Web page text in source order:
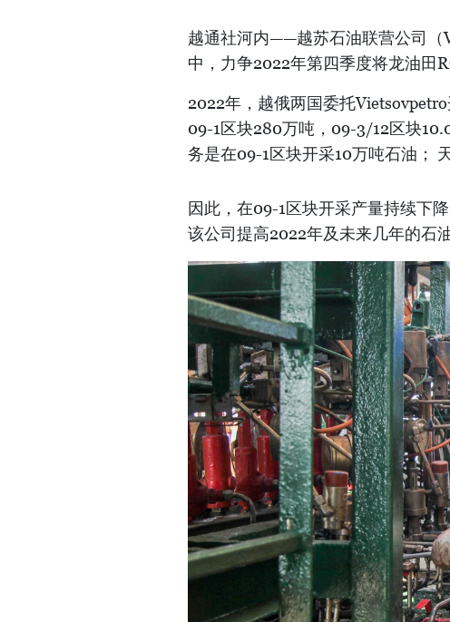
越通社河内——越苏石油联营公司（
中，力争2022年第四季度将龙油田
2022年，越俄两国委托
09-1区块280万吨，09-3/12区块
务是在09-1区块开采10万吨石油；
因此，在09-1区块开采产量持续下
该公司提高2022年及未来几年的石